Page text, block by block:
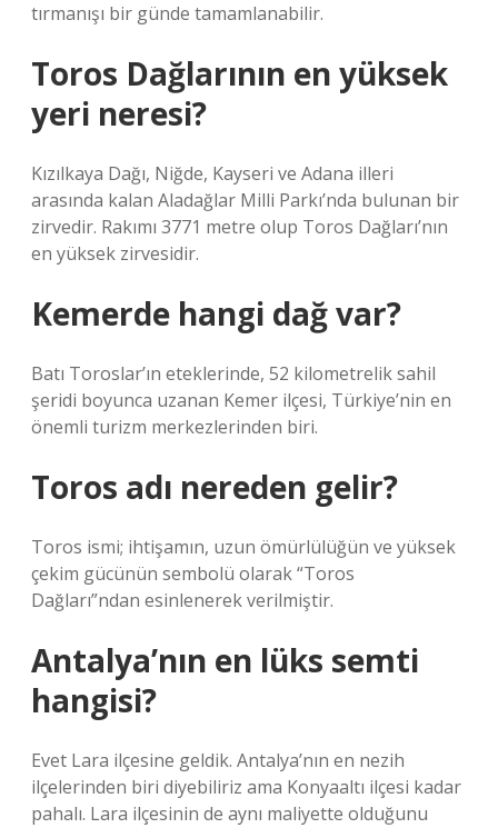
tırmanışı bir günde tamamlanabilir.
Toros Dağlarının en yüksek
yeri neresi?
Kızılkaya Dağı, Niğde, Kayseri ve Adana illeri
arasında kalan Aladağlar Milli Parkı’nda bulunan bir
zirvedir. Rakımı 3771 metre olup Toros Dağları’nın
en yüksek zirvesidir.
Kemerde hangi dağ var?
Batı Toroslar’ın eteklerinde, 52 kilometrelik sahil
şeridi boyunca uzanan Kemer ilçesi, Türkiye’nin en
önemli turizm merkezlerinden biri.
Toros adı nereden gelir?
Toros ismi; ihtişamın, uzun ömürlülüğün ve yüksek
çekim gücünün sembolü olarak “Toros
Dağları”ndan esinlenerek verilmiştir.
Antalya’nın en lüks semti
hangisi?
Evet Lara ilçesine geldik. Antalya’nın en nezih
ilçelerinden biri diyebiliriz ama Konyaaltı ilçesi kadar
pahalı. Lara ilçesinin de aynı maliyette olduğunu